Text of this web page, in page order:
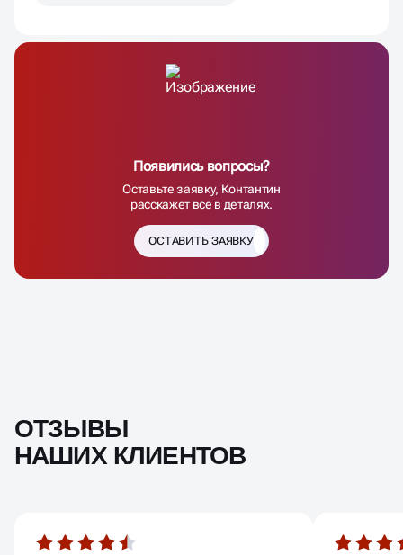
Появились вопросы?
Оставьте заявку, Контантин
расскажет все в деталях.
ОСТАВИТЬ ЗАЯВКУ
ОТЗЫВЫ
НАШИХ КЛИЕНТОВ